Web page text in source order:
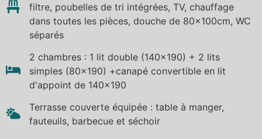
filtre, poubelles de tri intégrées, TV, chauffage
dans toutes les pièces, douche de 80x100cm, WC
séparés
2 chambres : 1 lit double (140×190) + 2 lits
simples (80×190) +canapé convertible en lit
d'appoint de 140x190
Terrasse couverte équipée : table à manger,
fauteuils, barbecue et séchoir